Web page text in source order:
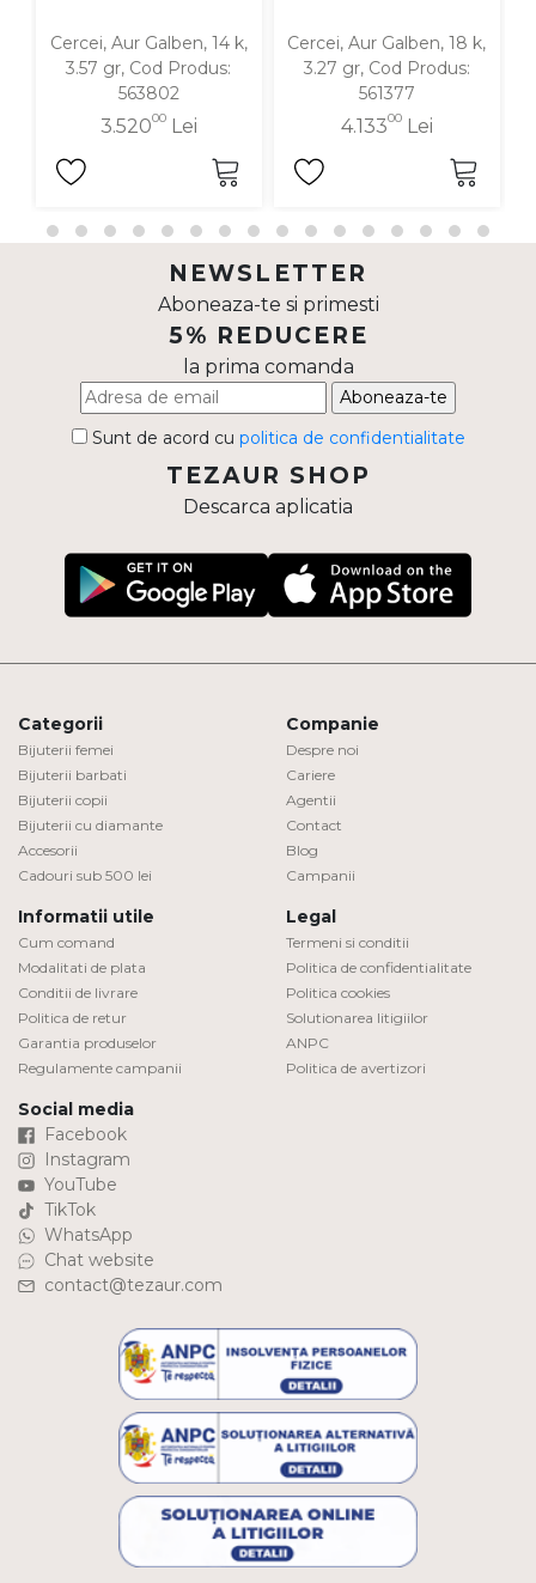
Cercei, Aur Galben, 14 k,
3.57 gr, Cod Produs:
563802
3.52000Lei
Cercei, Aur Galben, 18 k,
3.27 gr, Cod Produs:
561377
4.13300Lei
NEWSLETTER
Aboneaza-te si primesti
5% REDUCERE
la prima comanda
Aboneaza-te
Sunt de acord cu politica de confidentialitate
TEZAUR SHOP
Descarca aplicatia
Categorii
Bijuterii femei
Bijuterii barbati
Bijuterii copii
Bijuterii cu diamante
Accesorii
Cadouri sub 500 lei
Companie
Despre noi
Cariere
Agentii
Contact
Blog
Campanii
Informatii utile
Cum comand
Modalitati de plata
Conditii de livrare
Politica de retur
Garantia produselor
Regulamente campanii
Legal
Termeni si conditii
Politica de confidentialitate
Politica cookies
Solutionarea litigiilor
ANPC
Politica de avertizori
Social media
Facebook
Instagram
YouTube
TikTok
WhatsApp
Chat website
contact@tezaur.com